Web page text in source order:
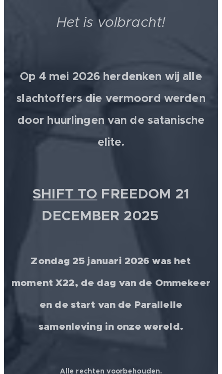
Het is volbracht!
Op 4 mei 2026 herdenken wij alle
slachtoffers die vermoord werden
door huurlingen van de satanische
elite.
SHIFT TO FREEDOM 21
DECEMBER 2025 💫
Zondag 25 januari 2026 was het
moment X22, de dag van de Ommekeer
en de start van de Parallelle
samenleving in onze wereld.
Alle rechten voorbehouden.